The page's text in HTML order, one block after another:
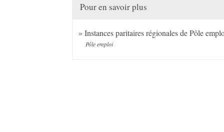
Pour en savoir plus
Instances paritaires régionales de Pôle
Pôle emploi